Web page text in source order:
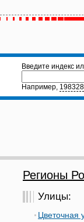
Введите индекс
Например, 198328
Регионы
Улицы:
Цветочная